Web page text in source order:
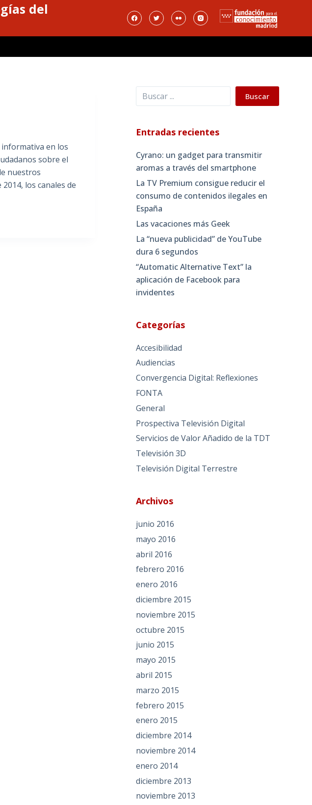
del
en los
sobre el
nuestros
los canales de
Buscar Buscar
Entradas recientes
Cyrano: un gadget para transmitir
aromas a través del smartphone
La TV Premium consigue reducir el
consumo de contenidos ilegales en
España
Las vacaciones más Geek
La “nueva publicidad” de YouTube
dura 6 segundos
“Automatic Alternative Text” la
aplicación de Facebook para
invidentes
Categorías
Accesibilidad
Audiencias
Convergencia Digital: Reflexiones
FONTA
General
Prospectiva Televisión Digital
Servicios de Valor Añadido de la TDT
Televisión 3D
Televisión Digital Terrestre
Archivos
junio 2016
mayo 2016
abril 2016
febrero 2016
enero 2016
diciembre 2015
noviembre 2015
octubre 2015
junio 2015
mayo 2015
abril 2015
marzo 2015
febrero 2015
enero 2015
diciembre 2014
noviembre 2014
enero 2014
diciembre 2013
noviembre 2013